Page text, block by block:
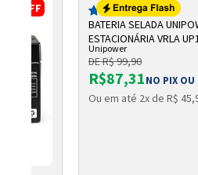
OFF (254)
BATERIA SELADA
ESTACIONÁRIA VRLA
7AH F187
Unipower
DE R$ 99,90
R$87,31NO PIX
Ou em até 2x de R$